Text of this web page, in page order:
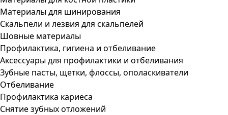
Материалы для шинирования
Скальпели и лезвия для скальпелей
Шовные материалы
Профилактика, гигиена и отбеливание
Аксессуары для профилактики и отбеливания
Зубные пасты, щетки, флоссы, ополаскиватели
Отбеливание
Профилактика кариеса
Снятие зубных отложений